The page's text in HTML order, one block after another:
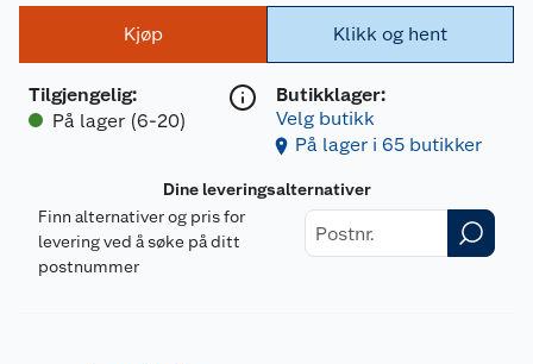
Kjøp
Tilgjengelig:
På lager (6-20)
Klikk og hent
Butikklager:
Velg butikk
På lager i 65 butikker
Dine leveringsalternativer
Finn alternativer og pris for
levering ved å søke på ditt
postnummer